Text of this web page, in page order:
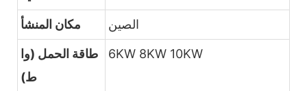
مكان المنشأ الصين
طاقة الحمل (وا
ط)
6KW 8KW 10KW